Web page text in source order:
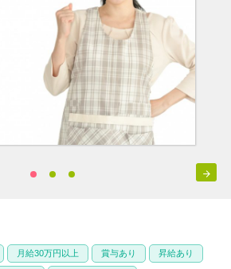

月給30万円以上 賞与あり 昇給あり